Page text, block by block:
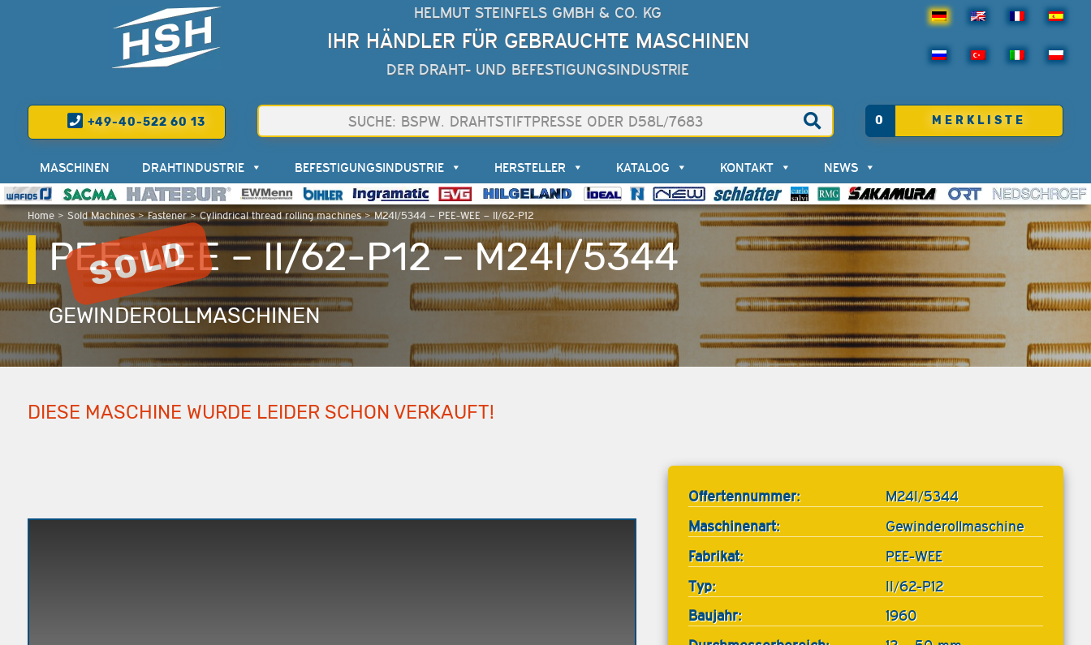
HELMUT STEINFELS GMBH & CO. KG
IHR HÄNDLER FÜR GEBRAUCHTE MASCHINEN
DER DRAHT- UND BEFESTIGUNGSINDUSTRIE
+49-40-522 60 13 0 MERKLISTE
Home> Sold Machines>Fastener>Cylindrical thread rolling machines>M24I/5344 – PEE-WEE – II/62-P12
MASCHINEN DRAHTINDUSTRIE BEFESTIGUNGSINDUSTRIE HERSTELLER KATALOG KONTAKT NEWS
PEE-WEE – II/62-P12 – M24I/5344
GEWINDEROLLMASCHINEN
DIESE MASCHINE WURDE LEIDER SCHON VERKAUFT!
Offertennummer:
M24I/5344
Maschinenart:
Gewinderollmaschine
Fabrikat:
PEE-WEE
Typ:
II/62-P12
Baujahr:
1960